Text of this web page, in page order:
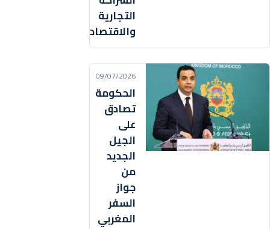
التجارية
والاقتصادية
09/07/2026
الحكومة
تصادق
على
الجيل
الجديد
من
جواز
السفر
المغربي